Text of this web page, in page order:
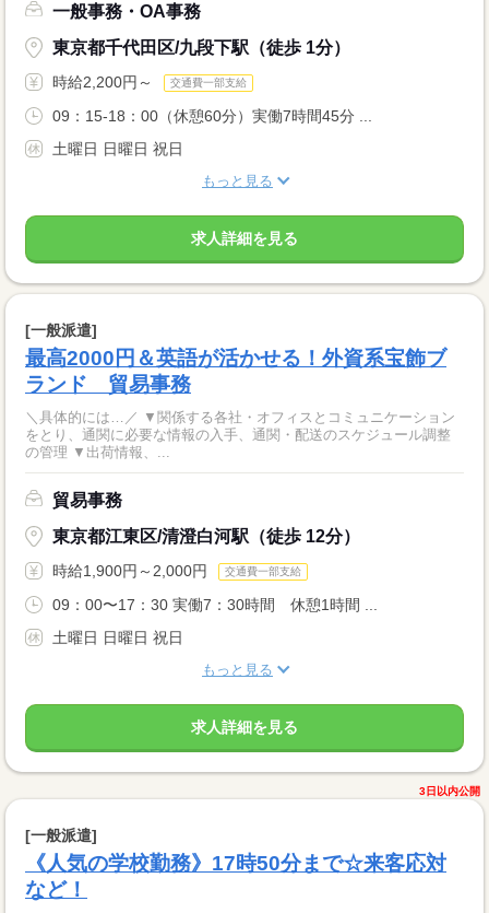
一般事務・OA事務
東京都千代田区/九段下駅（徒歩 1分）
時給2,200円～ 交通費一部支給
09：15-18：00（休憩60分）実働7時間45分 ...
土曜日 日曜日 祝日
もっと見る
求人詳細を見る
[一般派遣]
最高2000円＆英語が活かせる！外資系宝飾ブ
ランド 貿易事務
＼具体的には…／ ▼関係する各社・オフィスとコミュニケーション
をとり、通関に必要な情報の入手、通関・配送のスケジュール調整
の管理 ▼出荷情報、...
貿易事務
東京都江東区/清澄白河駅（徒歩 12分）
時給1,900円～2,000円 交通費一部支給
09：00〜17：30 実働7：30時間 休憩1時間 ...
土曜日 日曜日 祝日
もっと見る
求人詳細を見る
3日以内公開
[一般派遣]
《人気の学校勤務》17時50分まで☆来客応対
など！